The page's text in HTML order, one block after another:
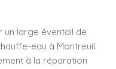
large éventail de
eau à Montreuil.
à la réparation